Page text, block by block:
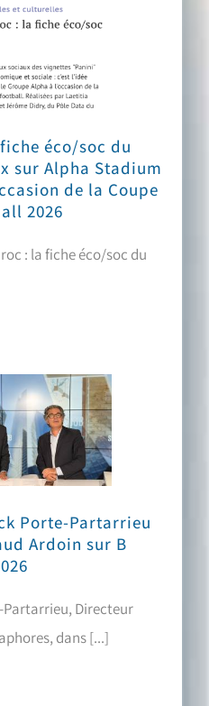
éco/soc du
sur Alpha Stadium
de la Coupe
2026
: la fiche éco/soc du
Porte-Partarrieu
Ardoin sur B
Directeur
dans [...]